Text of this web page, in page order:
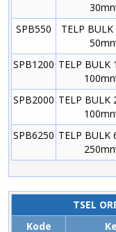
SPB550
TELP
SPB1200 TELP BULK
SPB2000 TELP BULK
SPB6250 TELP BULK
TSEL
Kode